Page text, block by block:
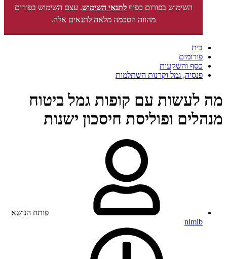
השימוש בפורום כפוףלתנאי השימוש. עצם השימוש בפורום
מהווה הסכמה מלאה לתנאים אלה.
בית
פורומים
כסף והשקעות
פנסיה, גמל וקרנות השתלמות
מה לעשות עם קופות גמל ביטוח
מנהלים ופוליסת חיסכון ישנות
פותח הנושא
nimib